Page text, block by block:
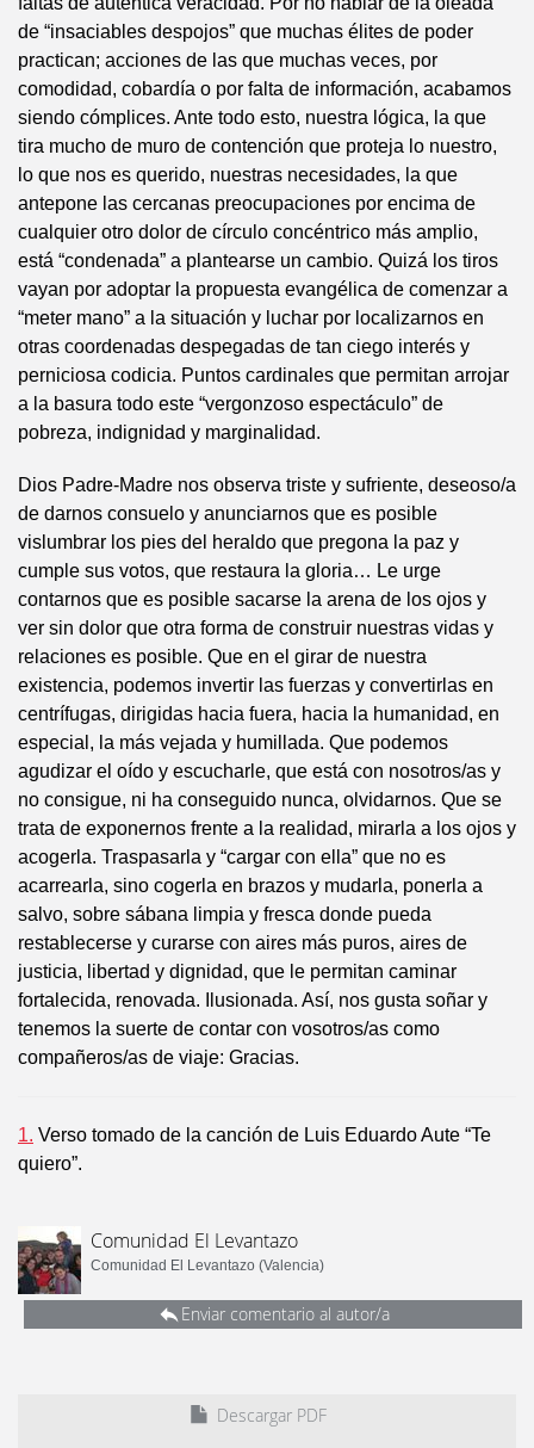
de “insaciables despojos” que muchas élites de poder
practican; acciones de las que muchas veces, por
comodidad, cobardía o por falta de información, acabamos
siendo cómplices. Ante todo esto, nuestra lógica, la que
tira mucho de muro de contención que proteja lo nuestro,
lo que nos es querido, nuestras necesidades, la que
antepone las cercanas preocupaciones por encima de
cualquier otro dolor de círculo concéntrico más amplio,
está “condenada” a plantearse un cambio. Quizá los tiros
vayan por adoptar la propuesta evangélica de comenzar a
“meter mano” a la situación y luchar por localizarnos en
otras coordenadas despegadas de tan ciego interés y
perniciosa codicia. Puntos cardinales que permitan arrojar
a la basura todo este “vergonzoso espectáculo” de
pobreza, indignidad y marginalidad.
Dios Padre-Madre nos observa triste y sufriente, deseoso/a
de darnos consuelo y anunciarnos que es posible
vislumbrar los pies del heraldo que pregona la paz y
cumple sus votos, que restaura la gloria… Le urge
contarnos que es posible sacarse la arena de los ojos y
ver sin dolor que otra forma de construir nuestras vidas y
relaciones es posible. Que en el girar de nuestra
existencia, podemos invertir las fuerzas y convertirlas en
centrífugas, dirigidas hacia fuera, hacia la humanidad, en
especial, la más vejada y humillada. Que podemos
agudizar el oído y escucharle, que está con nosotros/as y
no consigue, ni ha conseguido nunca, olvidarnos. Que se
trata de exponernos frente a la realidad, mirarla a los ojos y
acogerla. Traspasarla y “cargar con ella” que no es
acarrearla, sino cogerla en brazos y mudarla, ponerla a
salvo, sobre sábana limpia y fresca donde pueda
restablecerse y curarse con aires más puros, aires de
justicia, libertad y dignidad, que le permitan caminar
fortalecida, renovada. Ilusionada. Así, nos gusta soñar y
tenemos la suerte de contar con vosotros/as como
compañeros/as de viaje: Gracias.
1. Verso tomado de la canción de Luis Eduardo Aute “Te
quiero”.
Comunidad El Levantazo
Comunidad El Levantazo (Valencia)
Enviar comentario al autor/a
Descargar PDF